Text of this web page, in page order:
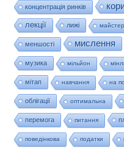
концентрація ринків
лекції лижі
меншості мислення
музика мільйон
мітап навчання на
облігації оптимальна
перемога питання
поведінкова податки